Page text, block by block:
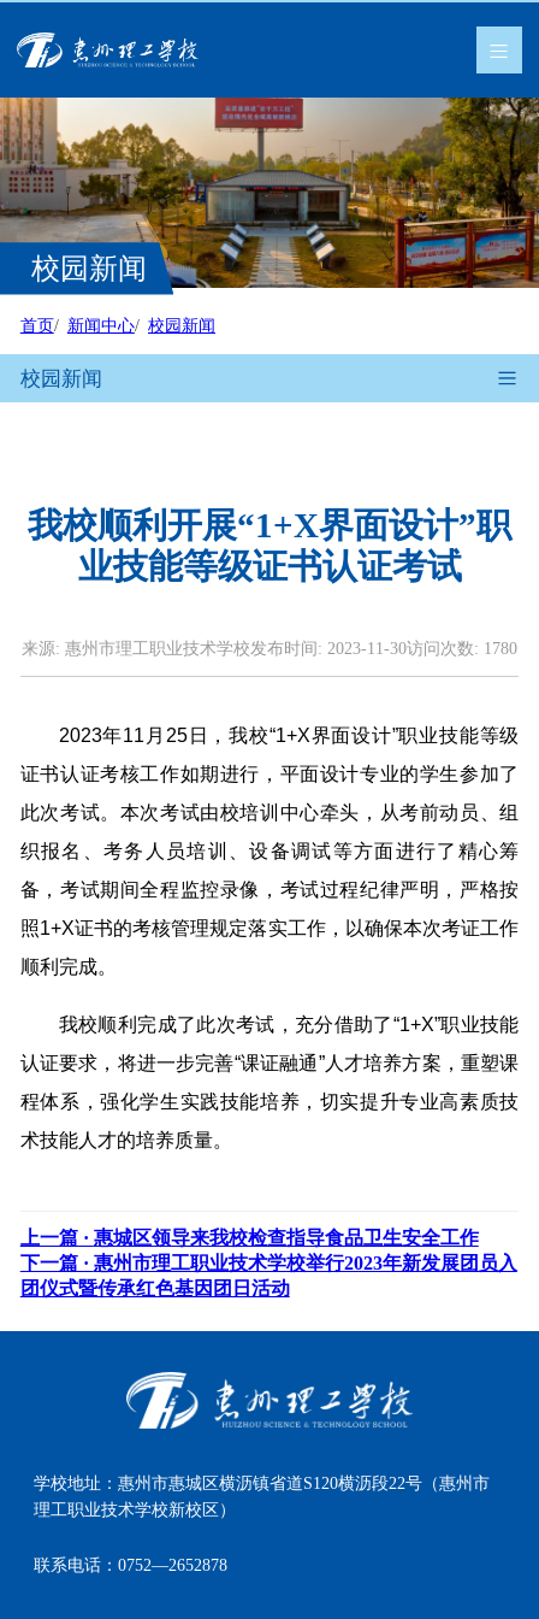
校园新闻
首页 新闻中心 校园新闻
校园新闻
我校顺利开展“1+X界面设计”职
业技能等级证书认证考试
来源: 惠州市理工职业技术学校发布时间: 2023-11-30访问次数: 1780
2023年11月25日，我校“1+X界面设计”职业技能等级
证书认证考核工作如期进行，平面设计专业的学生参加了
此次考试。本次考试由校培训中心牵头，从考前动员、组
织报名、考务人员培训、设备调试等方面进行了精心筹
备，考试期间全程监控录像，考试过程纪律严明，严格按
照1+X证书的考核管理规定落实工作，以确保本次考证工作
顺利完成。
我校顺利完成了此次考试，充分借助了“1+X”职业技能
认证要求，将进一步完善“课证融通”人才培养方案，重塑课
程体系，强化学生实践技能培养，切实提升专业高素质技
术技能人才的培养质量。
上一篇 · 惠城区领导来我校检查指导食品卫生安全工作
下一篇 · 惠州市理工职业技术学校举行2023年新发展团员入
团仪式暨传承红色基因团日活动
学校地址：惠州市惠城区横沥镇省道S120横沥段22号（惠州市
理工职业技术学校新校区）
联系电话：0752—2652878